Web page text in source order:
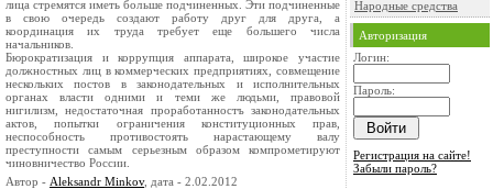
лица стремятся иметь больше подчиненных. Эти подчиненные
в свою очередь создают работу друг для друга, а
координация их труда требует еще большего числа
начальников.
Бюрократизация и коррупция аппарата, широкое участие
должностных лиц в коммерческих предприятиях, совмещение
не­скольких постов в законодательных и исполнительных
органах власти одними и теми же людьми, правовой
нигилизм, недоста­точная проработанностъ законодательных
актов, попытки огра­ничения конституционных прав,
неспособность противостоять нарастающему валу
преступности самым серьезным образом ком­прометируют
чиновничество России.
Автор - Aleksandr Minkov, дата - 2.02.2012
Народные средства
Авторизация
Логин:
Пароль:
Регистрация на сайте!
Забыли пароль?